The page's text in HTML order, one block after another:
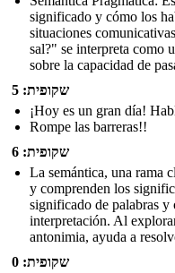
significado y cómo los
situaciones
sal?" se interpreta como
sobre la capacidad de
שקופית: 5
¡Hoy es un gran día!
Rompe las barreras!!
שקופית: 6
La semántica, una rama
y comprenden los
significado de palabras y
interpretación. Al
antonimia, ayuda a
שקופית: 0